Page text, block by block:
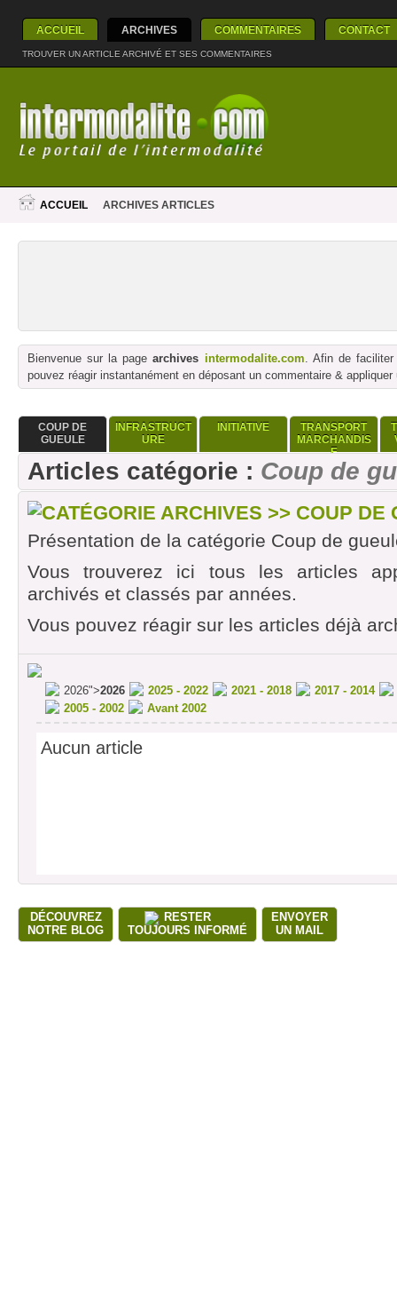
ACCUEIL ARCHIVES COMMENTAIRES CONTACT
TROUVER UN ARTICLE ARCHIVÉ ET SES COMMENTAIRES
ACCUEIL ARCHIVES ARTICLES
Bienvenue sur la pagearchives intermodalite.com. Afin de
pouvez réagir instantanément en déposant un commentaire & appliquer
COUP DE
GUEULE
INFRASTRUCT
URE
INITIATIVE
TRANSPORT
MARCHANDIS
E
Articles catégorie : Coup de
CATÉGORIE ARCHIVES >> COUP DE
Présentation de la catégorie Coup de
Vous trouverez ici tous les articles
archivés et classés par années.
Vous pouvez réagir sur les articles déjà
2026">2026 2025 - 2022 2021 - 2018
2017 - 2014
2005 - 2002
Avant 2002
Aucun article
DÉCOUVREZ
NOTRE BLOG
RESTER
TOUJOURS INFORMÉ
ENVOYER
UN MAIL